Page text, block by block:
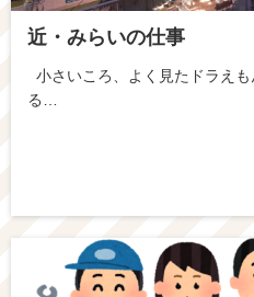
近・みらいの仕事
小さいころ、よく見たドラえ
る…